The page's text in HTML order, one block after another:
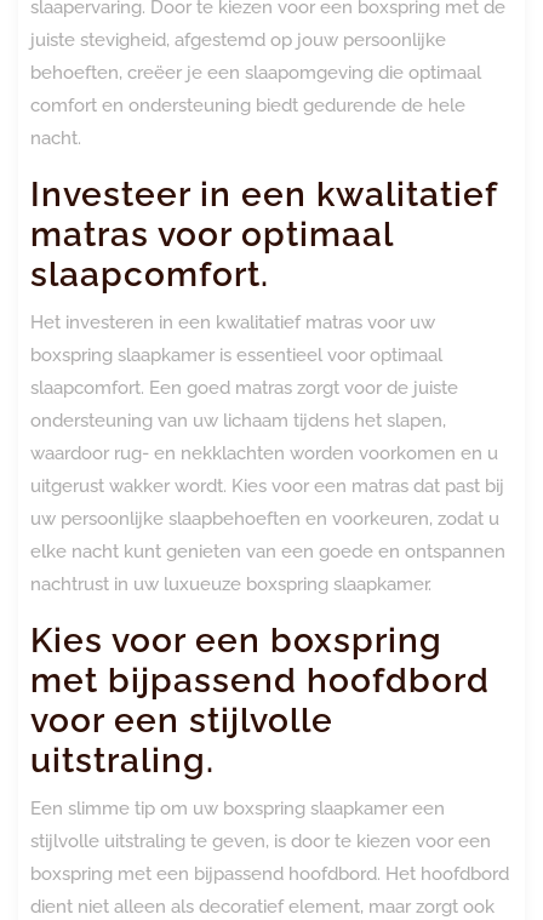
slaapervaring. Door te kiezen voor een boxspring met de
juiste stevigheid, afgestemd op jouw persoonlijke
behoeften, creëer je een slaapomgeving die optimaal
comfort en ondersteuning biedt gedurende de hele
nacht.
Investeer in een kwalitatief
matras voor optimaal
slaapcomfort.
Het investeren in een kwalitatief matras voor uw
boxspring slaapkamer is essentieel voor optimaal
slaapcomfort. Een goed matras zorgt voor de juiste
ondersteuning van uw lichaam tijdens het slapen,
waardoor rug- en nekklachten worden voorkomen en u
uitgerust wakker wordt. Kies voor een matras dat past bij
uw persoonlijke slaapbehoeften en voorkeuren, zodat u
elke nacht kunt genieten van een goede en ontspannen
nachtrust in uw luxueuze boxspring slaapkamer.
Kies voor een boxspring
met bijpassend hoofdbord
voor een stijlvolle
uitstraling.
Een slimme tip om uw boxspring slaapkamer een
stijlvolle uitstraling te geven, is door te kiezen voor een
boxspring met een bijpassend hoofdbord. Het hoofdbord
dient niet alleen als decoratief element, maar zorgt ook